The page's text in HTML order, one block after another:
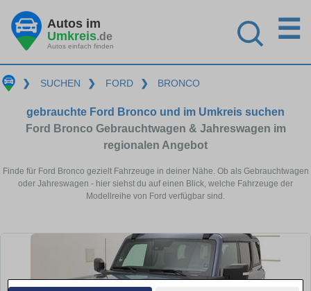
Autos im
Umkreis.de
Autos einfach finden
☰
❯ SUCHEN ❯ FORD ❯ BRONCO
gebrauchte Ford Bronco und im Umkreis suchen
Ford Bronco Gebrauchtwagen & Jahreswagen im
regionalen Angebot
Finde für Ford Bronco gezielt Fahrzeuge in deiner Nähe. Ob als Gebrauchtwagen
oder Jahreswagen - hier siehst du auf einen Blick, welche Fahrzeuge der
Modellreihe von Ford verfügbar sind.